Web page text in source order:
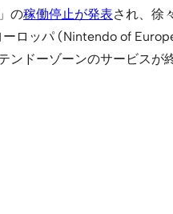
の稼働停止が発表され、徐
ロッパ (Nintendo of
ドーゾーンのサービスが